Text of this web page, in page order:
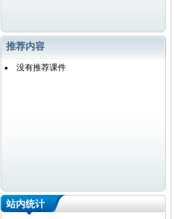
推荐内容
没有推荐课件
站内统计